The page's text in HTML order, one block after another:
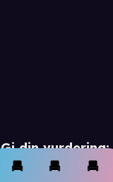
Gi din vurdering: